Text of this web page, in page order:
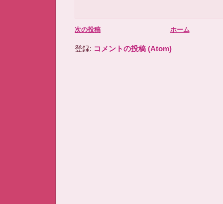
次の投稿 ホーム
登録: コメントの投稿 (Atom)